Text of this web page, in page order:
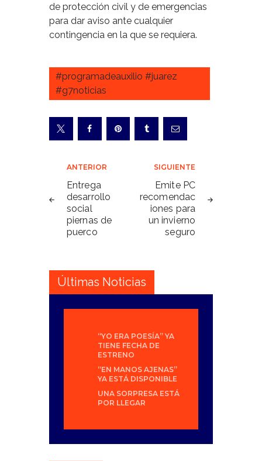
de protección civil y de emergencias
para dar aviso ante cualquier
contingencia en la que se requiera.
#programadeauxilio #juarez
#g7noticias
Navegación
de
entradas
ANTERIOR
Entrega
desarrollo
social
piernas de
puerco
SIGUIENTE
Emite PC
recomendac
iones para
un invierno
seguro
Últimas Noticias
“YO ERA POESÍA” YA
TIENE FECHA DE
ESTRENO
“EN MANOS AJENAS”
YA ESTÁ DISPONIBLE
UNA SORPRESA ESTÁ
POR LLEGAR